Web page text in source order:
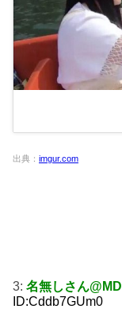
出典： imgur.com
3: 名無しさん@MD
ID:Cddb7GUm0